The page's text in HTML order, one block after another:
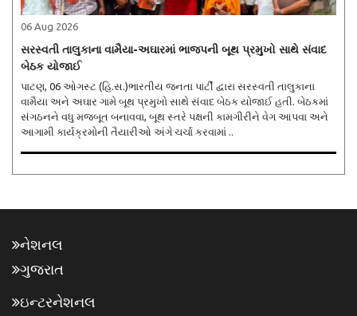
06 Aug 2026
સરસ્વતી તાલુકાના વામૈયા-અઘારમાં ભાજપની બૂથ પ્રમુખો સાથે સંવાદ
બેઠક યોજાઈ
પાટણ, 06 ઓગસ્ટ (હિ.સ.)ભારતીય જનતા પાર્ટી દ્વારા સરસ્વતી તાલુકાના
વામૈયા અને અઘાર ગામે બૂથ પ્રમુખો સાથે સંવાદ બેઠક યોજાઈ હતી. બેઠકમાં
સંગઠનને વધુ મજબૂત બનાવવા, બૂથ સ્તરે પક્ષની કામગીરીને વેગ આપવા અને
આગામી કાર્યક્રમોની તૈયારીઓ અંગે ચર્ચા કરવામાં ..
નેશનલ
ગુજરાત
ઇન્ટરનેશનલ